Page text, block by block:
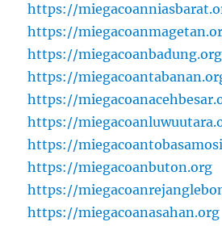
https://
https://
https://miegacoanbadung.org
https://
https://
https://
https://
https://miegacoanbuton.org
https://
https://miegacoanasahan.org